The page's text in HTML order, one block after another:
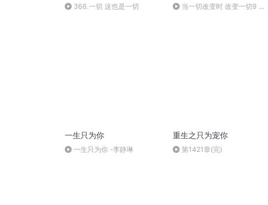
366.一切 这也是一切
当一切改变时 改变一切9 改
一生只为你
一生只为你 -李静琳
重生之只为宠你
第1421章(完)